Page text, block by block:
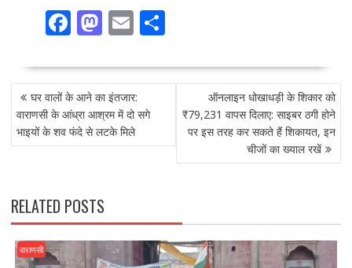
F
e
b
o
o
M
to
d
o
n
E
ai
l
S
ar
POST
NAVIGATION
घर वालों के आने का इंतजार:
वाराणसी के आंध्रा आश्रम में दो सगे
भाइयों के शव फंदे से लटके मिले
ऑनलाइन धोखाधड़ी के शिकार को
₹79,231 वापस दिलाए: साइबर ठगी होने
पर इस तरह कर सकते हैं शिकायत, इन
चीजों का ख्याल रखें
RELATED POSTS
वाराणसी